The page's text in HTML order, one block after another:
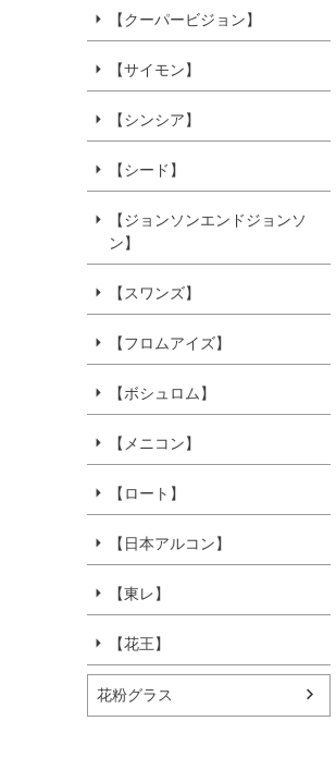
【クーパービジョン】
【サイモン】
【シンシア】
【シード】
【ジョンソンエンドジョンソ
ン】
【スワンズ】
【フロムアイズ】
【ボシュロム】
【メニコン】
【ロート】
【日本アルコン】
【東レ】
【花王】
花粉グラス